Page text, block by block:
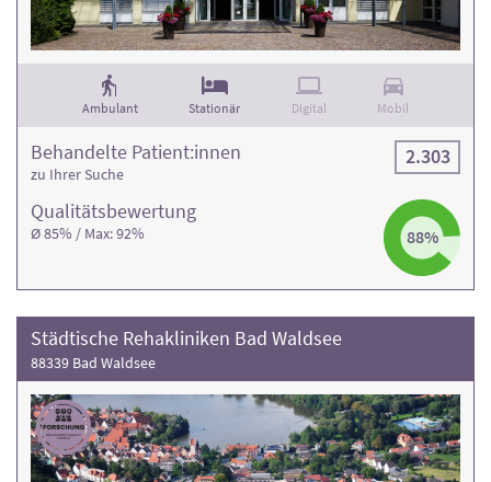
Ambulant Stationär Digital Mobil
Qualitäts­bewertung
Ø 85% / Max: 92% 88%
Behandelte Patient:innen
zu Ihrer Suche
2.303
Städtische Rehakliniken Bad Waldsee
88339 Bad Waldsee